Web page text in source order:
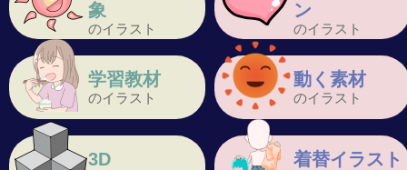
象
のイラスト
ン
のイラスト
学習教材
のイラスト
動く素材
のイラスト
3D 着替イラスト